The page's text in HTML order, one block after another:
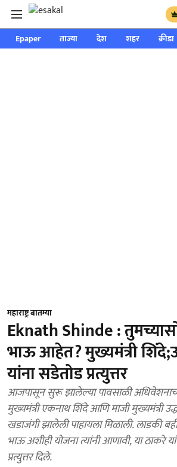
Epaper ताज्या देश शहर क्रीडा
महाराष्ट्र बातम्या
Eknath Shinde :
भाऊ आहेत? मुख्यमंत्री
यांना सडेतोड प्रत्युत्तर
आजपासून सुरू झालेल्या पावसाळी
मुख्यमंत्री एकनाथ शिंदे आणि माजी मुख्यमंत्री उद्धव ठाकरे यांच्यामध्ये
खडाजंगी झालेली पाहायला मिळाली. लाडकी
भाऊ अशीही योजना त्यांनी आणावी, या ठाकरे
प्रत्युत्तर दिले.